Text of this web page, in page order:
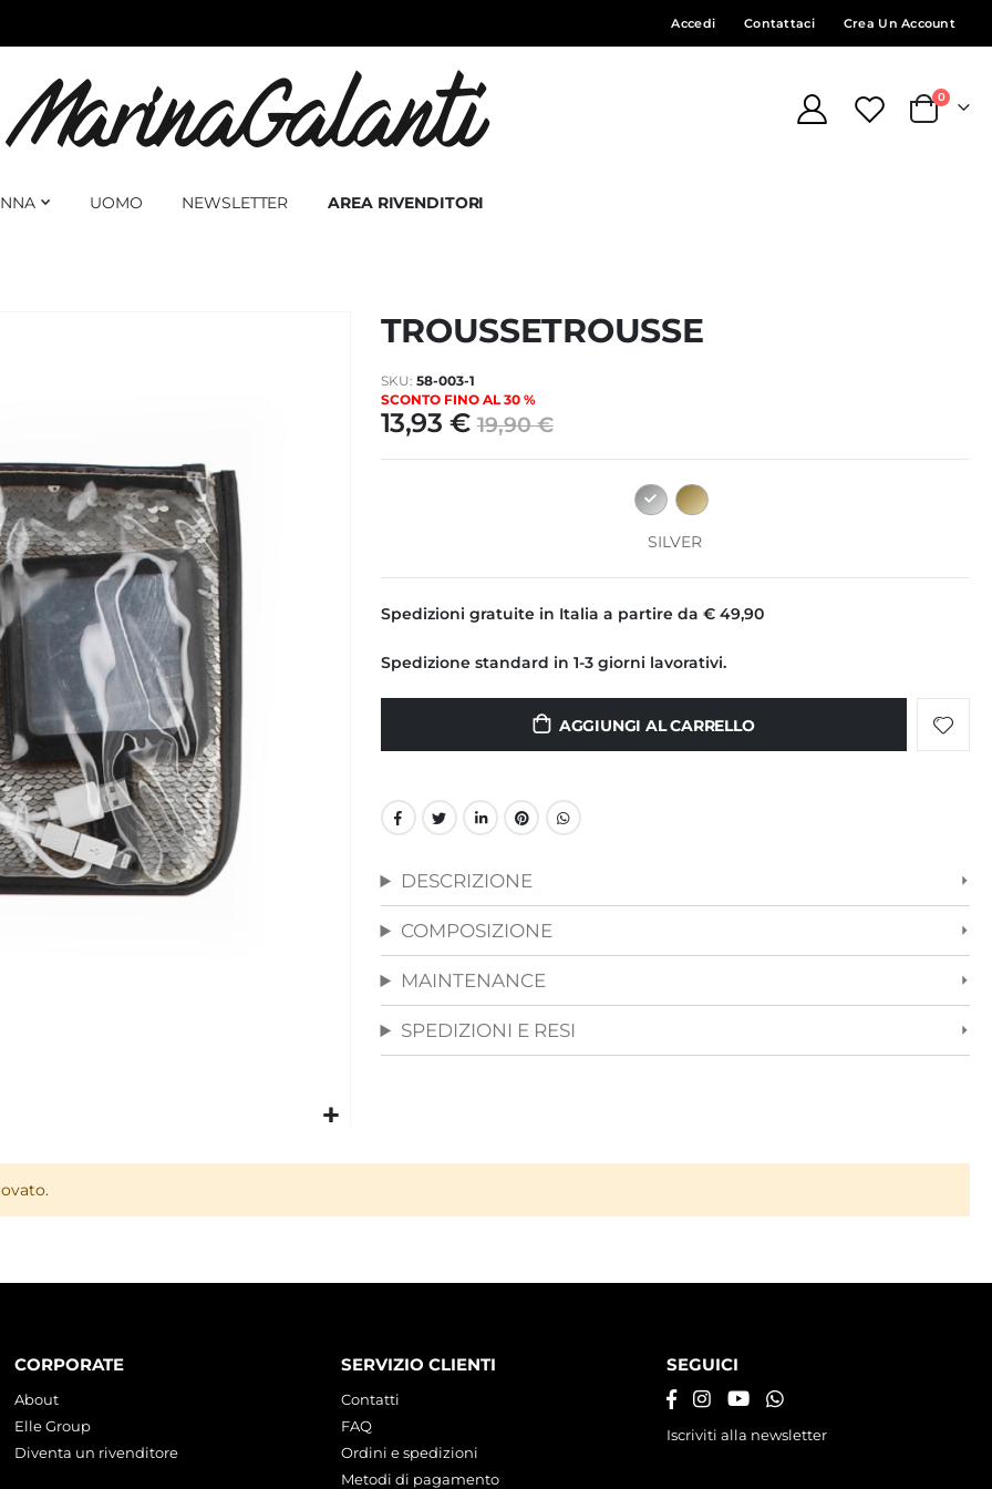
Accedi Contattaci Crea Un Account
Cart
0
UOMO NEWSLETTER AREA RIVENDITORI
TROUSSETROUSSE
SCONTO FINO AL 30 %
SKU 58-003-1
13,93 € 19,90 €
SILVER
Spedizioni gratuite in Italia a partire da € 49,90
Spedizione standard in 1-3 giorni lavorativi.
AGGIUNGI AL CARRELLO
DESCRIZIONE
COMPOSIZIONE
MAINTENANCE
SPEDIZIONI E RESI
CORPORATE
About
Elle Group
Diventa un rivenditore
SERVIZIO CLIENTI
Contatti
FAQ
Ordini e spedizioni
Metodi di pagamento
SEGUICI
Iscriviti alla newsletter